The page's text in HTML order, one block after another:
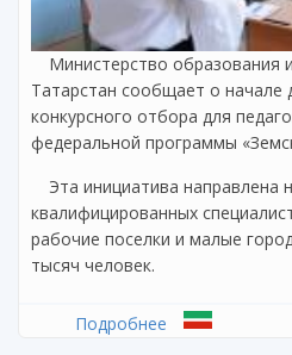
Министерство образования
Татарстан сообщает о начале
конкурсного отбора для
федеральной программы
Эта инициатива направлена
квалифицированных
рабочие поселки и малые
тысяч человек.
Подробнее о В